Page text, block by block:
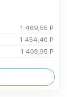
1 469,55 Р
1 454,40 Р
1 408,95 Р